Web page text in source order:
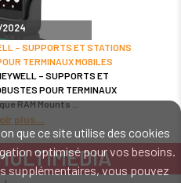
que ce site utilise des cookies
optimisé pour vos besoins.
supplémentaires, vous pouvez
2024
– SUPPORTS ET STATIONS
TERMINAUX MOBILES
– SUPPORTS ET
POUR TERMINAUX
RAM Mounts
plus